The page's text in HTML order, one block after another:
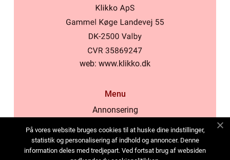
web: www.klikko.dk
Menu
Annonsering
Cookies
Kontakta oss
På vores website bruges cookies til at huske dine indstillinger,
statistik og personalisering af indhold og annoncer. Denne
information deles med tredjepart. Ved fortsat brug af websiden